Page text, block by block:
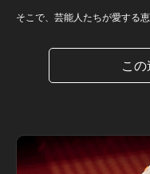
そこで、芸能人たちが愛する
こ